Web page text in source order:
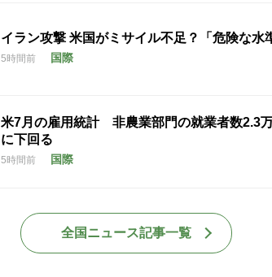
イラン攻撃 米国がミサイル不足？「危険な水
5時間前 国際
米7月の雇用統計 非農業部門の就業者数2.3
に下回る
5時間前 国際
全国ニュース記事一覧